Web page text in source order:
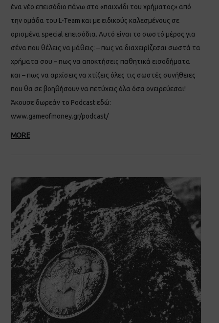
ένα νέο επεισόδιο πάνω στο «παιχνίδι του χρήματος» από
την ομάδα του L-Team και με ειδικούς καλεσμένους σε
ορισμένα special επεισόδια. Αυτό είναι το σωστό μέρος για
σένα που θέλεις να μάθεις: – πως να διαχειρίζεσαι σωστά τα
χρήματα σου – πως να αποκτήσεις παθητικά εισοδήματα
και – πως να αρχίσεις να χτίζεις όλες τις σωστές συνήθειες
που θα σε βοηθήσουν να πετύχεις όλα όσα ονειρεύεσαι!
Άκουσε δωρεάν το Podcast εδώ:
www.gameofmoney.gr/podcast/
MORE